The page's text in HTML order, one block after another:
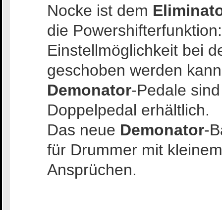
Nocke ist dem
die
Einstellmöglichkeit bei
geschoben werden
Demonator-Pedale
Doppelpedal erhältlich.
Das neue Demonator-
für Drummer mit
Ansprüchen.